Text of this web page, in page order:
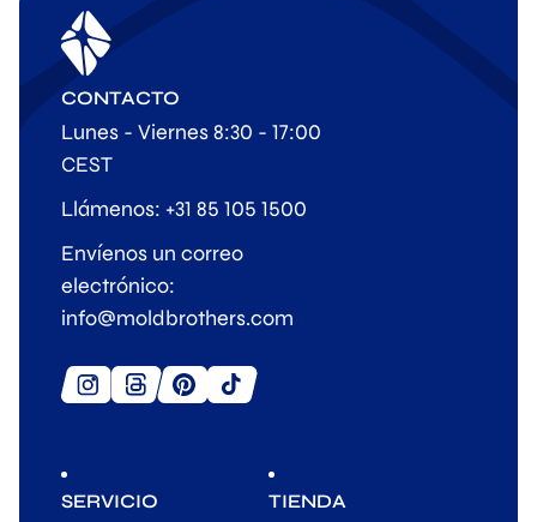
SERVICIO
TIENDA
CONTACTO
Lunes - Viernes 8:30 - 17:00
CEST
Llámenos: +31 85 105 1500
Envíenos un correo
electrónico:
info@moldbrothers.com